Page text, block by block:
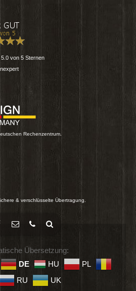
5.0 von 5 Sternen
Rechenzentrum.
& verschlüsselte Übertragung.
Übersetzung:
DE HU
PL
RU UK